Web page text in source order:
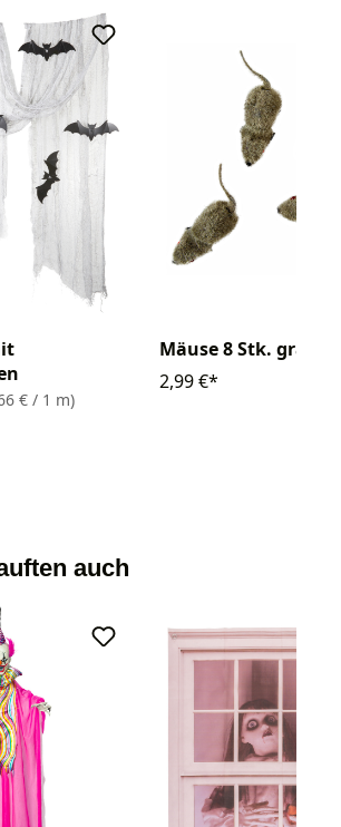
€ / 1 m)
Mäuse 8 Stk. grau
2,99 €*
auch